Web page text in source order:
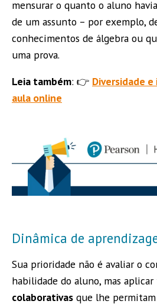
mensurar o quanto o aluno
de um assunto – por exemplo,
conhecimentos de álgebra ou
uma prova.
Leia também: 👉 Diversidade e
aula online
Dinâmica de
Sua prioridade não é avaliar o
habilidade do aluno, mas aplicar
colaborativas que lhe